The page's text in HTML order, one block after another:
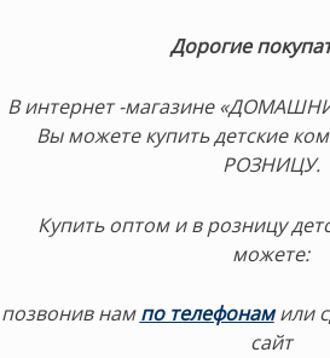
Дорогие
В интернет -магазине
Вы можете купить детские
РОЗНИЦУ.
Купить оптом и в розницу
можете:
позвонив нампо телефонам или
сайт